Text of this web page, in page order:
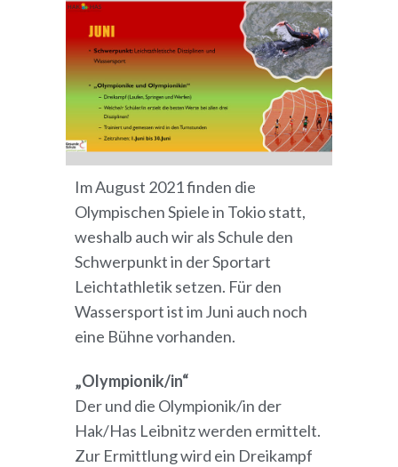
Im August 2021 finden die
Olympischen Spiele in Tokio statt,
weshalb auch wir als Schule den
Schwerpunkt in der Sportart
Leichtathletik setzen. Für den
Wassersport ist im Juni auch noch
eine Bühne vorhanden.
„Olympionik/in“
Der und die Olympionik/in der
Hak/Has Leibnitz werden ermittelt.
Zur Ermittlung wird ein Dreikampf